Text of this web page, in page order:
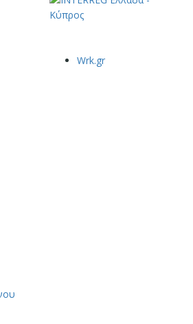
Wrk.gr